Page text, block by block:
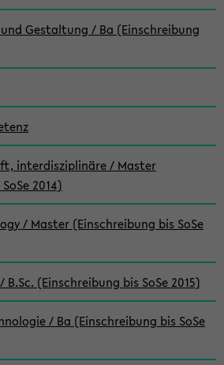
Gestaltung / Ba (Einschreibung
interdisziplinäre / Master
2014)
/ Master (Einschreibung bis SoSe
(Einschreibung bis SoSe 2015)
/ Ba (Einschreibung bis SoSe